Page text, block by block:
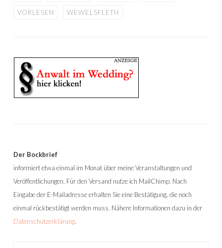
VORLESEN WEWELSFLETH
Der Bockbrief
informiert etwa einmal im Monat über meine Veranstaltungen und
Veröffentlichungen. Für den Versand nutze ich MailChimp. Nach
Eingabe der E-Mailadresse erhalten Sie eine Bestätigung, die noch
einmal rückbestätigt werden muss. Nähere Informationen dazu in der
Datenschutzerklärung.